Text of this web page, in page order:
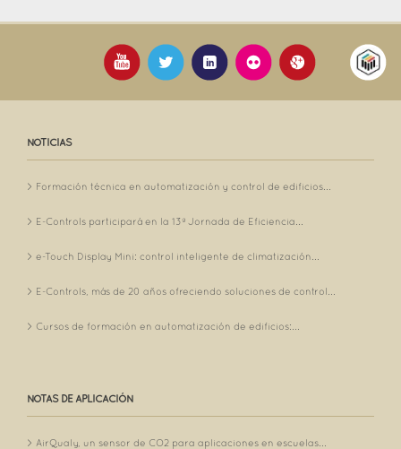
NOTICIAS
Formación técnica en automatización y control de edificios...
E-Controls participará en la 13ª Jornada de Eficiencia...
e-Touch Display Mini: control inteligente de climatización...
E-Controls, más de 20 años ofreciendo soluciones de control...
Cursos de formación en automatización de edificios:...
NOTAS DE APLICACIÓN
AirQualy, un sensor de CO2 para aplicaciones en escuelas...